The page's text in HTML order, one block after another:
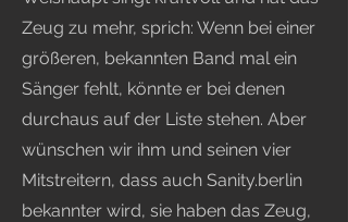
Zeug zu mehr, sprich: Wenn bei einer
größeren, bekannten Band mal ein
Sänger fehlt, könnte er bei denen
durchaus auf der Liste stehen. Aber
wünschen wir ihm und seinen vier
Mitstreitern, dass auch Sanity.berlin
bekannter wird, sie haben das Zeug,